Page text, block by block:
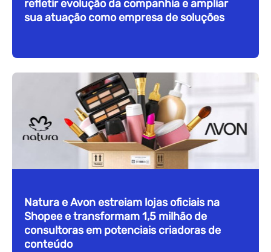
refletir evolução da companhia e ampliar
sua atuação como empresa de soluções
Natura e Avon estreiam lojas oficiais na
Shopee e transformam 1,5 milhão de
consultoras em potenciais criadoras de
conteúdo